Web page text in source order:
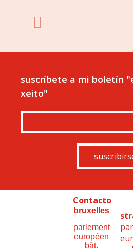
suscríbete a mi boletín
xeito"
Contacto
bruxelles
parlement
européen
bât.